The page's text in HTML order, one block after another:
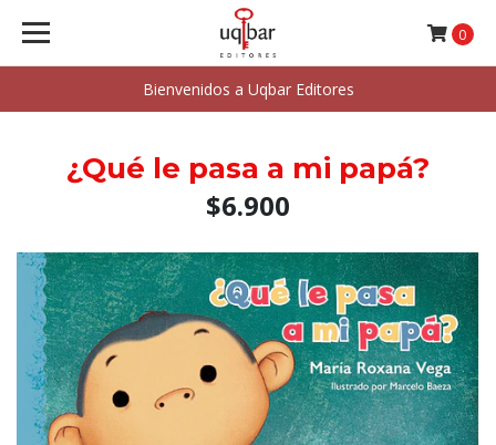
Bienvenidos a Uqbar Editores
0
¿Qué le pasa a mi papá?
$6.900